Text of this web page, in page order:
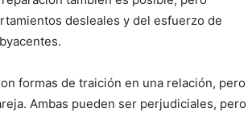
desleales y del esfuerzo de
formas de traición en una relación, pero
Ambas pueden ser perjudiciales, pero